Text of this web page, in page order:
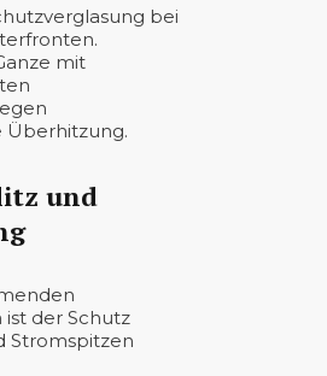
bei
mit
Überhitzung.
und
der Schutz
Stromspitzen